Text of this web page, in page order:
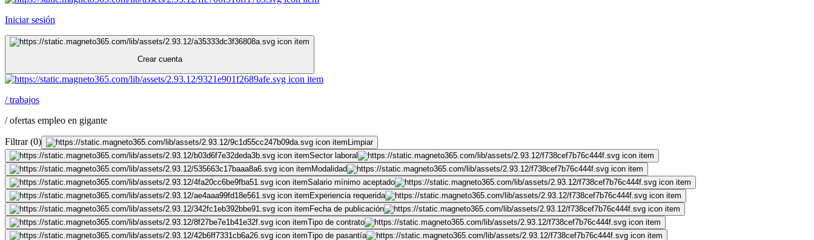
Iniciar sesión
Crear cuenta
/trabajos
/ofertas empleo en gigante
Filtrar(0)
Limpiar
Sector laboral
Modalidad
Salario mínimo aceptado
Experiencia requerida
Fecha de publicación
Tipo de contrato
Tipo de pasantía